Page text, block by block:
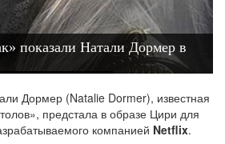
показали Натали Дормер в
Дормер (Natalie Dormer), известная
предстала в образе Цири для
компанией Netflix.